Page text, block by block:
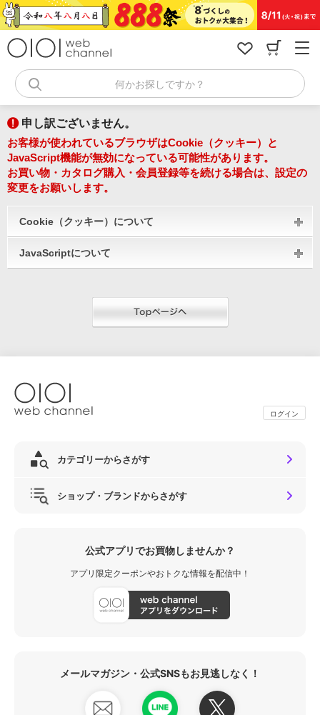
コ
ン
キ
何かお探しですか？
申し訳ございません。
お客様が使われているブラウザはCookie（クッキー）と
JavaScript機能が無効になっている可能性があります。
お買い物・カタログ購入・会員登録等を続ける場合は、設定の
変更をお願いします。
Cookie（クッキー）について
JavaScriptについて
ログイン
カテゴリーからさがす
ショップ・ブランドからさがす
公式アプリでお買物しませんか？
アプリ限定クーポンやおトクな情報を配信中！
メールマガジン・公式SNSもお見逃しなく！